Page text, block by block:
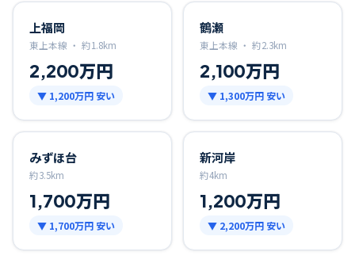
上福岡
東上本線 ・ 約1.8km
2,200万円
▼ 1,200万円 安い
鶴瀬
東上本線 ・ 約2.3km
2,100万円
▼ 1,300万円 安い
みずほ台
約3.5km
1,700万円
▼ 1,700万円 安い
新河岸
約4km
1,200万円
▼ 2,200万円 安い